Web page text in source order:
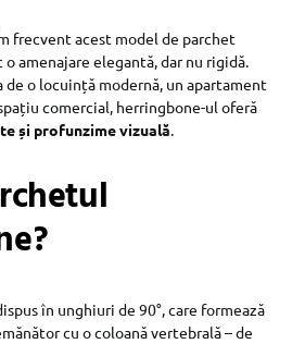
frecvent acest model de parchet
amenajare elegantă, dar nu rigidă.
o locuință modernă, un apartament
comercial, herringbone-ul oferă
și profunzime vizuală.
în unghiuri de 90°, care formează
cu o coloană vertebrală – de